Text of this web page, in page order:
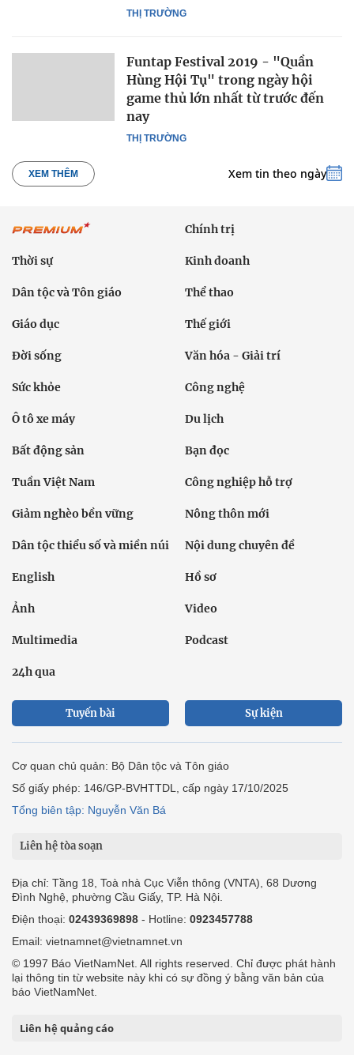
THỊ TRƯỜNG
THỊ TRƯỜNG
Funtap Festival 2019 - "Quần
Hùng Hội Tụ" trong ngày hội
game thủ lớn nhất từ trước đến
nay
XEM THÊM Xem tin theo ngày
Chính trị
Thời sự Kinh doanh
Dân tộc và Tôn giáo Thể thao
Giáo dục Thế giới
Đời sống Văn hóa - Giải trí
Sức khỏe Công nghệ
Ô tô xe máy Du lịch
Bất động sản Bạn đọc
Tuần Việt Nam Công nghiệp hỗ trợ
Giảm nghèo bền vững Nông thôn mới
Dân tộc thiểu số và miền núi Nội dung chuyên đề
English Hồ sơ
Ảnh Video
Multimedia Podcast
24h qua
Tuyến bài Sự kiện
Cơ quan chủ quản: Bộ Dân tộc và Tôn giáo
Số giấy phép: 146/GP-BVHTTDL, cấp ngày 17/10/2025
Tổng biên tập: Nguyễn Văn Bá
Liên hệ tòa soạn
Địa chỉ: Tầng 18, Toà nhà Cục Viễn thông (VNTA), 68 Dương
Đình Nghệ, phường Cầu Giấy, TP. Hà Nội.
Điện thoại: 02439369898 - Hotline: 0923457788
Email: vietnamnet@vietnamnet.vn
© 1997 Báo VietNamNet. All rights reserved. Chỉ được phát hành
lại thông tin từ website này khi có sự đồng ý bằng văn bản của
báo VietNamNet.
Liên hệ quảng cáo